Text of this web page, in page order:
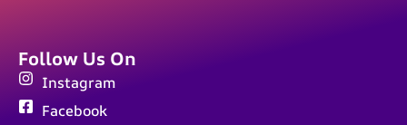
Follow Us On
Instagram
Facebook